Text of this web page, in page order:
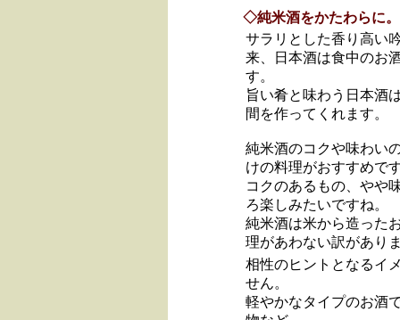
◇純米酒をかたわらに。
サラリとした香り高い
来、日本酒は食中のお
す。
旨い肴と味わう日本酒
間を作ってくれます。
純米酒のコクや味わい
けの料理がおすすめで
コクのあるもの、やや
ろ楽しみたいですね。
純米酒は米から造った
理があわない訳があり
相性のヒントとなるイ
せん。
軽やかなタイプのお酒